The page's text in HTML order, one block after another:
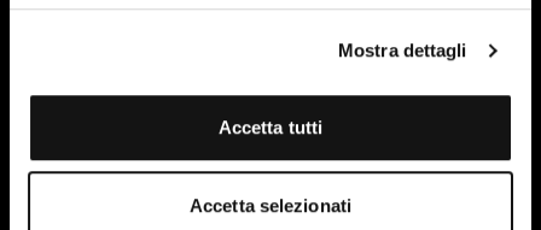
Mostra dettagli
Accetta tutti
Accetta selezionati